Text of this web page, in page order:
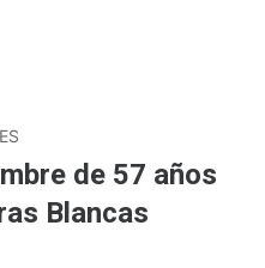
de 57 años
Blancas